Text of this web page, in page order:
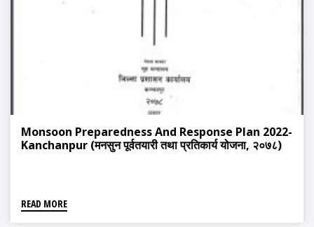
Monsoon Preparedness And Response Plan 2022-
Kanchanpur (मनसुन पूर्वतयारी तथा प्रतिकार्य योजना, २०७८)
READ MORE